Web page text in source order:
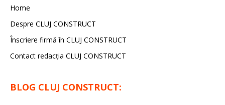
Home
Despre CLUJ CONSTRUCT
Înscriere firmă în CLUJ CONSTRUCT
Contact redacția CLUJ CONSTRUCT
BLOG CLUJ CONSTRUCT: